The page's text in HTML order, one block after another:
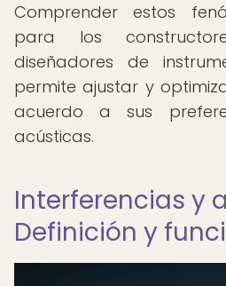
Comprender estos
para los
diseñadores de
permite ajustar y
acuerdo a sus
acústicas.
Interferencias y
Definición y